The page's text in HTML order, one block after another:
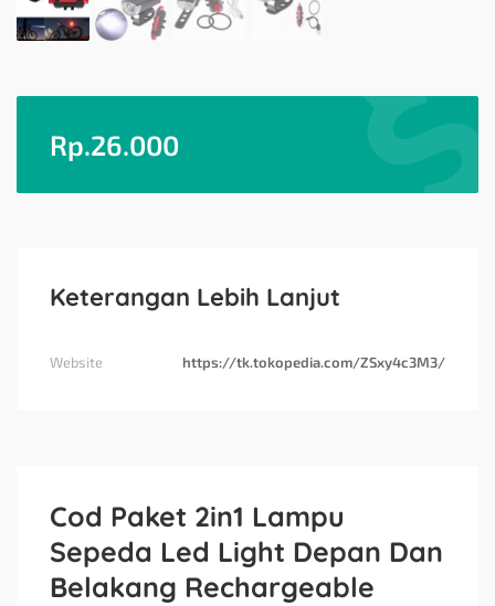
Rp.26.000
Keterangan Lebih Lanjut
Website https://tk.tokopedia.com/ZSxy4c3M3/
Cod Paket 2in1 Lampu
Sepeda Led Light Depan Dan
Belakang Rechargeable